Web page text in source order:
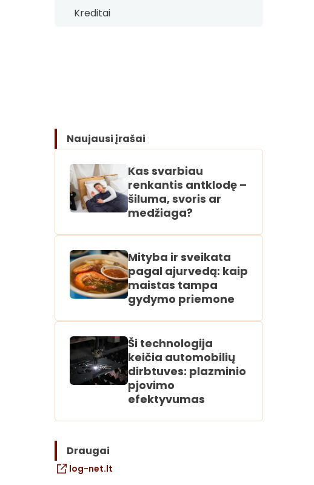
Kreditai
Naujausi įrašai
Kas svarbiau
renkantis antklodę –
šiluma, svoris ar
medžiaga?
Mityba ir sveikata
pagal ajurvedą: kaip
maistas tampa
gydymo priemone
Ši technologija
keičia automobilių
dirbtuves: plazminio
pjovimo
efektyvumas
Draugai
log-net.lt